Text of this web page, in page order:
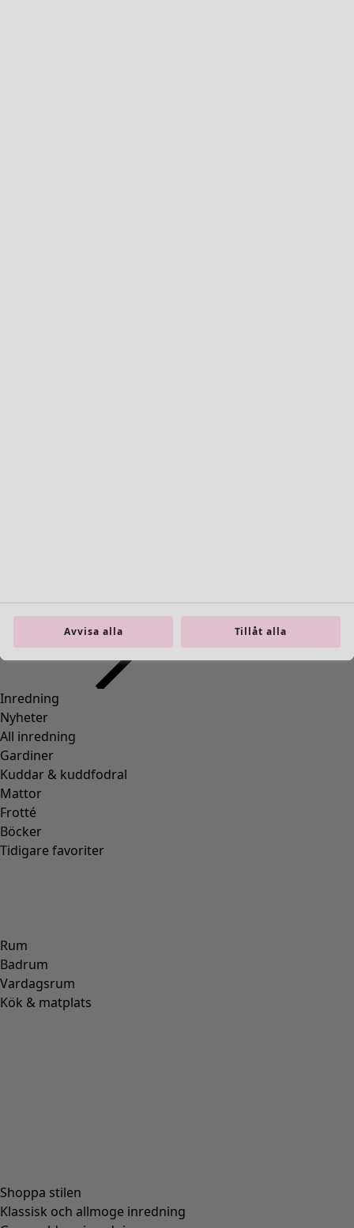
Inredning
Nyheter
All inredning
Gardiner
Kuddar & kuddfodral
Mattor
Frotté
Böcker
Tidigare favoriter
Rum
Badrum
Vardagsrum
Kök & matplats
Shoppa stilen
Klassisk och allmoge inredning
Avvisa alla Tillåt alla